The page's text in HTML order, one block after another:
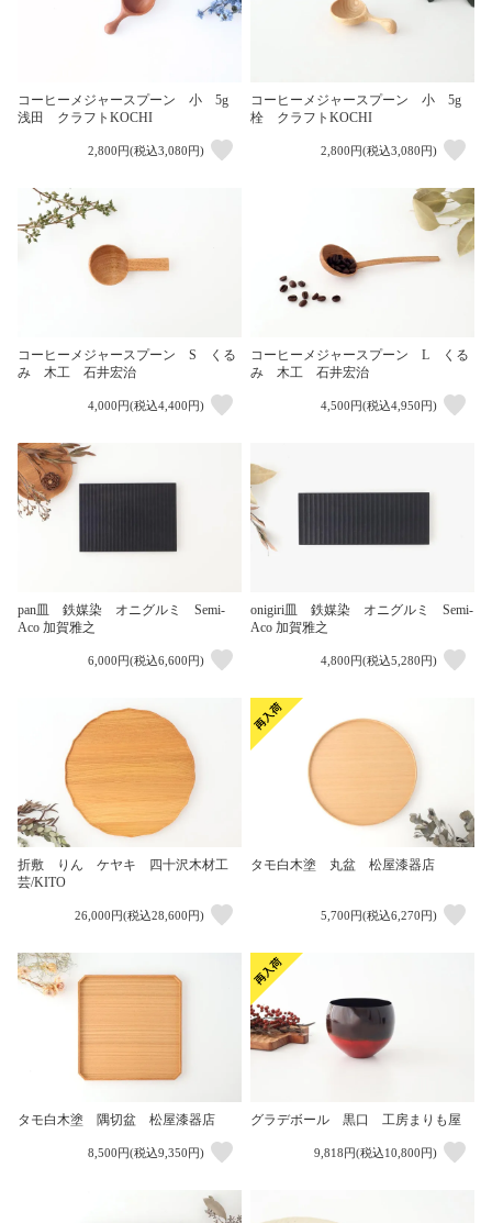
コーヒーメジャースプーン 小 5g
浅田 クラフトKOCHI
2,800円(税込3,080円)
コーヒーメジャースプーン 小 5g
栓 クラフトKOCHI
2,800円(税込3,080円)
コーヒーメジャースプーン S くる
み 木工 石井宏治
4,000円(税込4,400円)
コーヒーメジャースプーン L くる
み 木工 石井宏治
4,500円(税込4,950円)
pan皿 鉄媒染 オニグルミ Semi-
Aco 加賀雅之
6,000円(税込6,600円)
onigiri皿 鉄媒染 オニグルミ Semi-
Aco 加賀雅之
4,800円(税込5,280円)
折敷 りん ケヤキ 四十沢木材工
芸/KITO
26,000円(税込28,600円)
タモ白木塗 丸盆 松屋漆器店
5,700円(税込6,270円)
タモ白木塗 隅切盆 松屋漆器店
8,500円(税込9,350円)
グラデボール 黒口 工房まりも屋
9,818円(税込10,800円)